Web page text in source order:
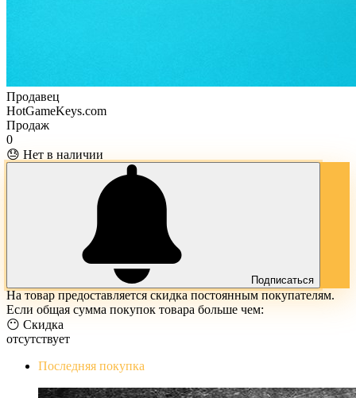
Продавец
HotGameKeys.com
Продаж
0
😓 Нет в наличии
Подписаться
На товар предоставляется скидка постоянным покупателям.
Если общая сумма покупок товара больше чем:
😶 Скидка
отсутствует
Последняя покупка